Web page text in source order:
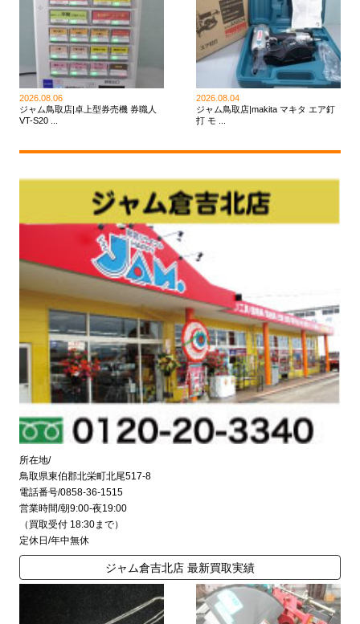
2026.08.06
ジャム鳥取店|卓上型券売機 券職人
VT-S20 ...
2026.08.04
ジャム鳥取店|makita マキタ エア釘
打 モ ...
所在地/
鳥取県東伯郡北栄町北尾517-8
電話番号/0858-36-1515
営業時間/朝9:00-夜19:00
（買取受付 18:30まで）
定休日/年中無休
ジャム倉吉北店 最新買取実績